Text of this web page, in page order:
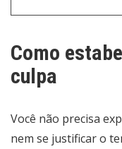
Como
culpa
Você não precisa
nem se justificar o